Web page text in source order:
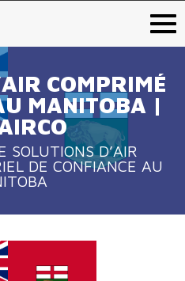
COMPRIMÉ
MANITOBA |
SOLUTIONS D’AIR
DE CONFIANCE AU